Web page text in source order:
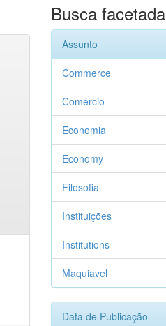
Busca facetada
Assunto
Commerce
Comércio
Economia
Economy
Filosofia
Instituições
Institutions
Maquiavel
Data de Publicação